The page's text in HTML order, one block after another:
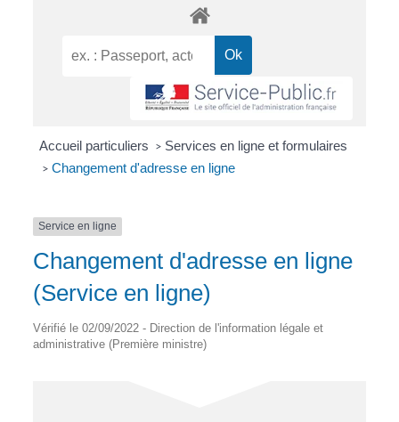
Accueil particuliers > Services en ligne et formulaires
> Changement d'adresse en ligne
Service en ligne
Changement d'adresse en ligne
(Service en ligne)
Vérifié le 02/09/2022 - Direction de l'information légale et
administrative (Première ministre)